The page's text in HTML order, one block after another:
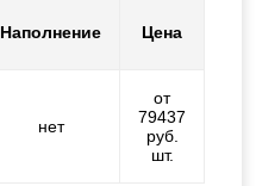
Наполнение Цена
нет
от
79437
руб.
шт.